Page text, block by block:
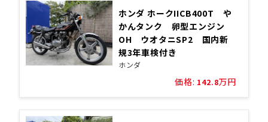
ホンダ ホークIICB400T や
かんタンク 卵型エンジン
OH ウオタニSP2 国内新
規3年車検付き
ホンダ
価格: 142.8万円